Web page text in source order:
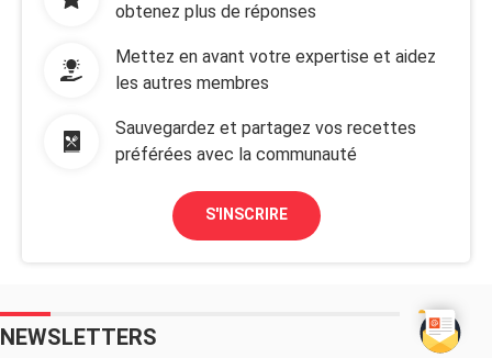
obtenez plus de réponses
Mettez en avant votre expertise et aidez
les autres membres
Sauvegardez et partagez vos recettes
préférées avec la communauté
S'INSCRIRE
NEWSLETTERS